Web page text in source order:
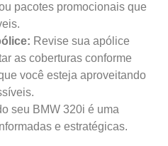
pacotes promocionais que
Revise sua apólice
as coberturas conforme
você esteja aproveitando
seu BMW 320i é uma
e estratégicas.